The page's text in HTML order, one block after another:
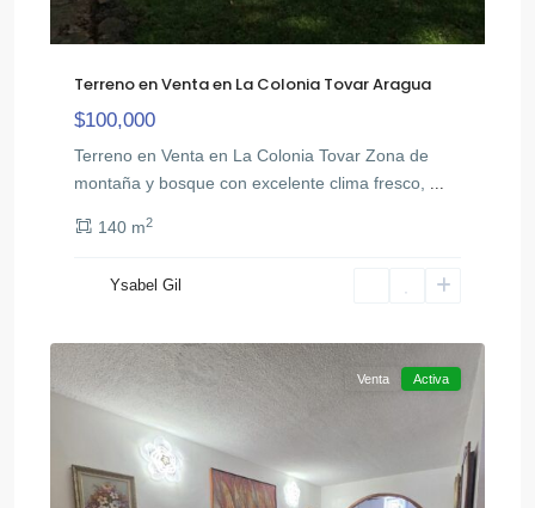
Terreno en Venta en La Colonia Tovar Aragua
$100,000
Terreno en Venta en La Colonia Tovar Zona de
montaña y bosque con excelente clima fresco, ...
140 m2
Ysabel Gil
Venta Activa